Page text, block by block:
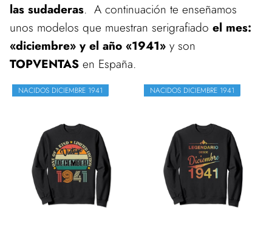
las sudaderas. A continuación te enseñamos
unos modelos que muestran serigrafiado el mes:
«diciembre» y el año «1941» y son
TOPVENTAS en España.
NACIDOS DICIEMBRE 1941 NACIDOS DICIEMBRE 1941